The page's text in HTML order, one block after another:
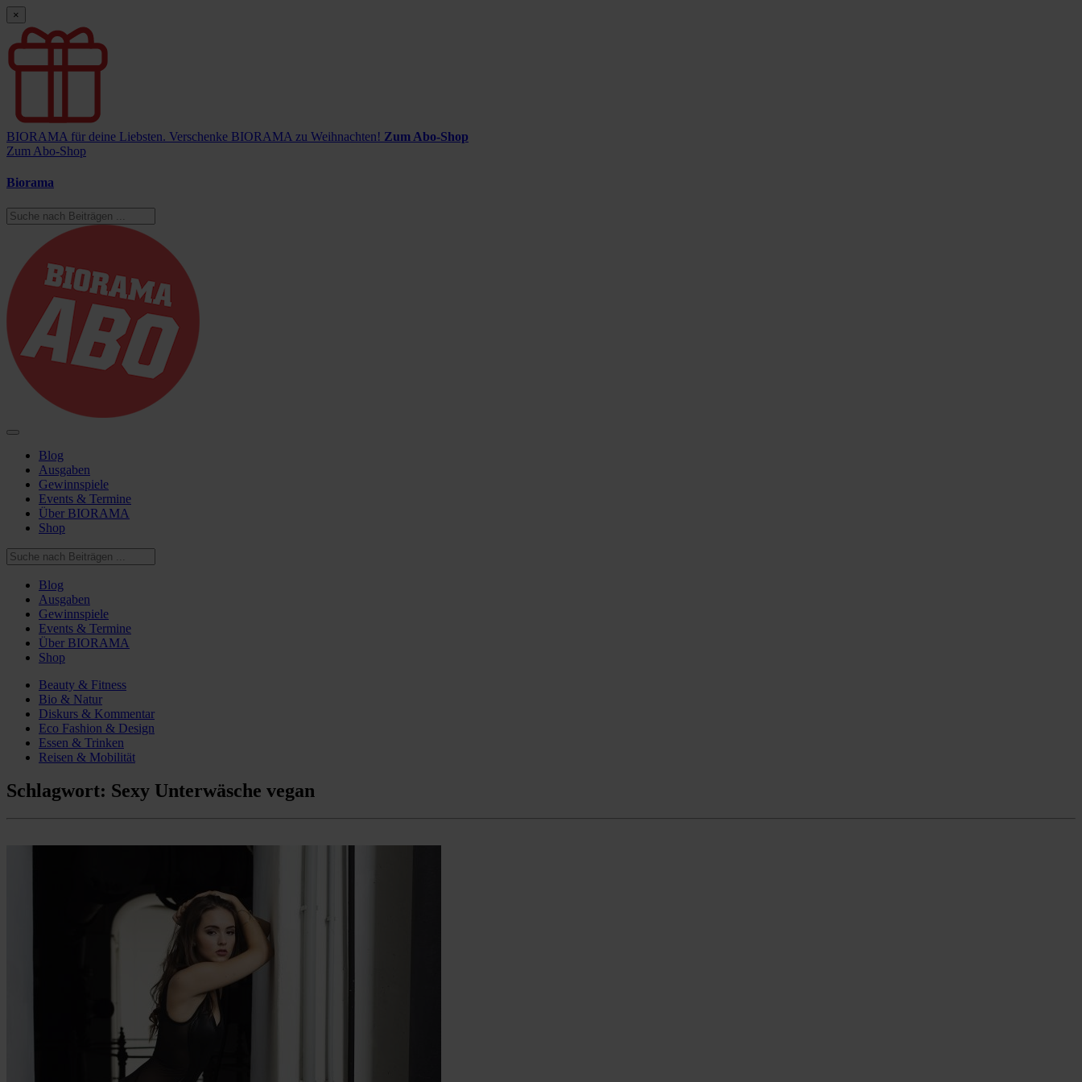
×
BIORAMA für deine Liebsten. Verschenke BIORAMA zu Weihnachten! Zum Abo-Shop
Zum Abo-Shop
Biorama
Blog
Ausgaben
Gewinnspiele
Events & Termine
Über BIORAMA
Shop
Blog
Ausgaben
Gewinnspiele
Events & Termine
Über BIORAMA
Shop
Beauty & Fitness
Bio & Natur
Diskurs & Kommentar
Eco Fashion & Design
Essen & Trinken
Reisen & Mobilität
Schlagwort: Sexy Unterwäsche vegan